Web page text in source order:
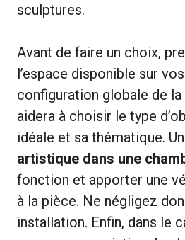
sculptures.
Avant de faire un choix,
l’espace disponible sur
configuration globale de la
aidera à choisir le type
idéale et sa thématique.
artistique dans une
fonction et apporter une
à la pièce. Ne négligez
installation. Enfin, dans le